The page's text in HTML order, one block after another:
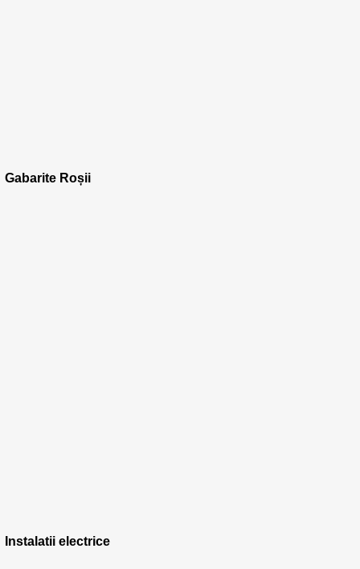
Gabarite Roșii
Instalatii electrice